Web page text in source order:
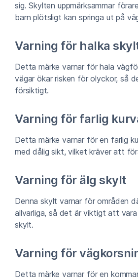
sig. Skylten uppmärksammar
barn plötsligt kan springa ut på
Varning för halka
Detta märke varnar för hala
vägar ökar risken för olyckor, så
försiktigt.
Varning för farlig
Detta märke varnar för en farlig
med dålig sikt, vilket kräver att
Varning för älg skylt
Denna skylt varnar för områden
allvarliga, så det är viktigt att
skylt.
Varning för
Detta märke varnar för en